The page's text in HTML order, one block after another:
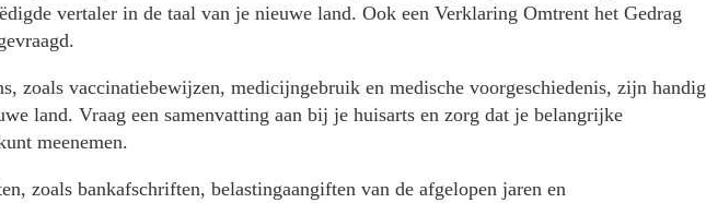
vertaler in de taal van je nieuwe land. Ook een Verklaring Omtrent het Gedrag
zoals vaccinatiebewijzen, medicijngebruik en medische voorgeschiedenis, zijn handig
land. Vraag een samenvatting aan bij je huisarts en zorg dat je belangrijke
meenemen.
zoals bankafschriften, belastingaangiften van de afgelopen jaren en